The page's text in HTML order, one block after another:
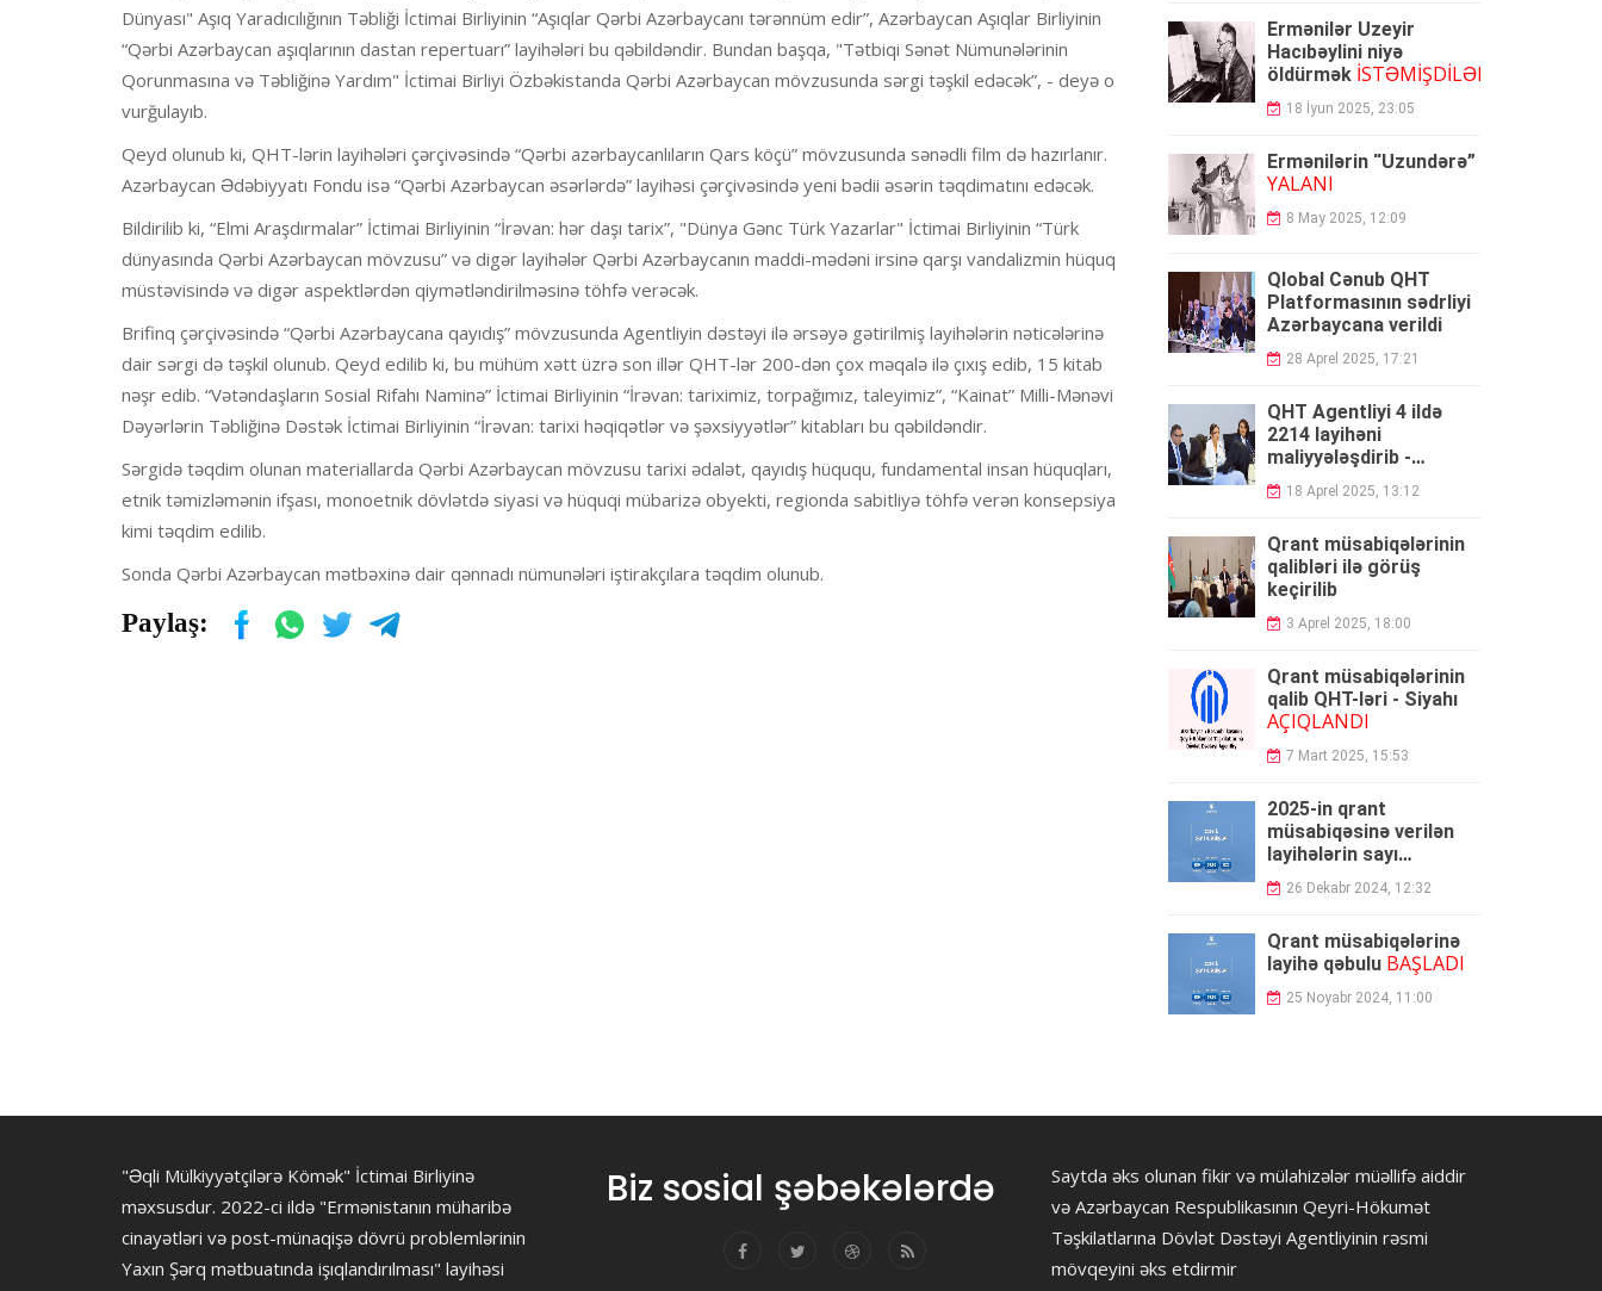
Dünyası" Aşıq Yaradıcılığının Təbliği İctimai Birliyinin “Aşıqlar Qərbi Azərbaycanı tərənnüm edir”, Azərbaycan Aşıqlar Birliyinin
“Qərbi Azərbaycan aşıqlarının dastan repertuarı” layihələri bu qəbildəndir. Bundan başqa, "Tətbiqi Sənət Nümunələrinin
Qorunmasına və Təbliğinə Yardım" İctimai Birliyi Özbəkistanda Qərbi Azərbaycan mövzusunda sərgi təşkil edəcək”, - deyə o
vurğulayıb.
Qeyd olunub ki, QHT-lərin layihələri çərçivəsində “Qərbi azərbaycanlıların Qars köçü” mövzusunda sənədli film də hazırlanır.
Azərbaycan Ədəbiyyatı Fondu isə “Qərbi Azərbaycan əsərlərdə” layihəsi çərçivəsində yeni bədii əsərin təqdimatını edəcək.
Bildirilib ki, “Elmi Araşdırmalar” İctimai Birliyinin “İrəvan: hər daşı tarix”, "Dünya Gənc Türk Yazarlar" İctimai Birliyinin “Türk
dünyasında Qərbi Azərbaycan mövzusu” və digər layihələr Qərbi Azərbaycanın maddi-mədəni irsinə qarşı vandalizmin hüquq
müstəvisində və digər aspektlərdən qiymətləndirilməsinə töhfə verəcək.
Brifinq çərçivəsində “Qərbi Azərbaycana qayıdış” mövzusunda Agentliyin dəstəyi ilə ərsəyə gətirilmiş layihələrin nəticələrinə
dair sərgi də təşkil olunub. Qeyd edilib ki, bu mühüm xətt üzrə son illər QHT-lər 200-dən çox məqalə ilə çıxış edib, 15 kitab
nəşr edib. “Vətəndaşların Sosial Rifahı Naminə” İctimai Birliyinin “İrəvan: tariximiz, torpağımız, taleyimiz”, “Kainat” Milli-Mənəvi
Dəyərlərin Təbliğinə Dəstək İctimai Birliyinin “İrəvan: tarixi həqiqətlər və şəxsiyyətlər” kitabları bu qəbildəndir.
Sərgidə təqdim olunan materiallarda Qərbi Azərbaycan mövzusu tarixi ədalət, qayıdış hüququ, fundamental insan hüquqları,
etnik təmizləmənin ifşası, monoetnik dövlətdə siyasi və hüquqi mübarizə obyekti, regionda sabitliyə töhfə verən konsepsiya
kimi təqdim edilib.
Sonda Qərbi Azərbaycan mətbəxinə dair qənnadı nümunələri iştirakçılara təqdim olunub.
Paylaş:
Ermənilər Üzeyir
Hacıbəylini niyə
öldürmək İSTƏMİŞDİLƏR...
18 İyun 2025, 23:05
Ermənilərin “Uzundərə”
YALANI
8 May 2025, 12:09
Qlobal Cənub QHT
Platformasının sədrliyi
Azərbaycana verildi
28 Aprel 2025, 17:21
QHT Agentliyi 4 ildə
2214 layihəni
maliyyələşdirib -
HESABAT
18 Aprel 2025, 13:12
Qrant müsabiqələrinin
qalibləri ilə görüş
keçirilib
3 Aprel 2025, 18:00
Qrant müsabiqələrinin
qalib QHT-ləri - Siyahı
AÇIQLANDI
7 Mart 2025, 15:53
2025-in qrant
müsabiqəsinə verilən
layihələrin sayı
açıqlandı
26 Dekabr 2024, 12:32
Qrant müsabiqələrinə
layihə qəbulu BAŞLADI
25 Noyabr 2024, 11:00
"Əqli Mülkiyyətçilərə Kömək" İctimai Birliyinə
məxsusdur. 2022-ci ildə "Ermənistanın müharibə
cinayətləri və post-münaqişə dövrü problemlərinin
Yaxın Şərq mətbuatında işıqlandırılması" layihəsi
Biz sosial şəbəkələrdə
Saytda əks olunan fikir və mülahizələr müəllifə aiddir
və Azərbaycan Respublikasının Qeyri-Hökumət
Təşkilatlarına Dövlət Dəstəyi Agentliyinin rəsmi
mövqeyini əks etdirmir